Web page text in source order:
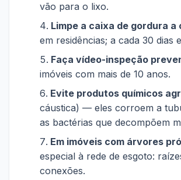
vão para o lixo.
Limpe a caixa de gordura a
em residências; a cada 30 dias
Faça vídeo-inspeção
imóveis com mais de 10 anos.
Evite produtos químicos
cáustica) — eles corroem a
as bactérias que decompõem
Em imóveis com árvores
especial à rede de esgoto:
conexões.